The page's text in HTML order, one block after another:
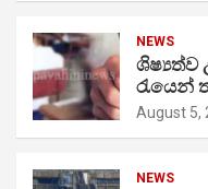
NEWS
ශිෂ්‍යත්ව
රැයෙන්
August 5,
NEWS